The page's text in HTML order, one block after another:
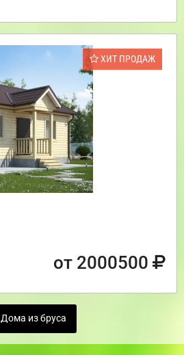
ХИТ ПРОДАЖ
от 2000500
Дома из бруса